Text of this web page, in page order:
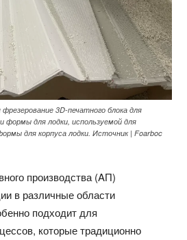
3D-печатного блока для
формы для лодки, используемой для
для корпуса лодки. Источник | Foarboc
производства (AП)
в различные области
подходит для
которые традиционно